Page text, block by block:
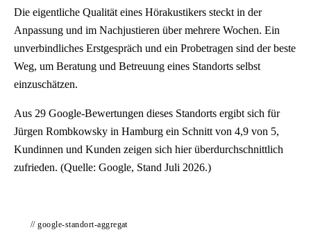
Die eigentliche Qualität eines Hörakustikers steckt in der
Anpassung und im Nachjustieren über mehrere Wochen. Ein
unverbindliches Erstgespräch und ein Probetragen sind der beste
Weg, um Beratung und Betreuung eines Standorts selbst
einzuschätzen.
Aus 29 Google-Bewertungen dieses Standorts ergibt sich für
Jürgen Rombkowsky in Hamburg ein Schnitt von 4,9 von 5,
Kundinnen und Kunden zeigen sich hier überdurchschnittlich
zufrieden. (Quelle: Google, Stand Juli 2026.)
// google-standort-aggregat